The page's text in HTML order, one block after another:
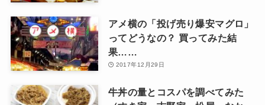
アメ横の「投げ売り爆安マグロ」
ってどうなの？ 買ってみた結
果……
2017年12月29日
牛丼の量とコスパを調べてみた